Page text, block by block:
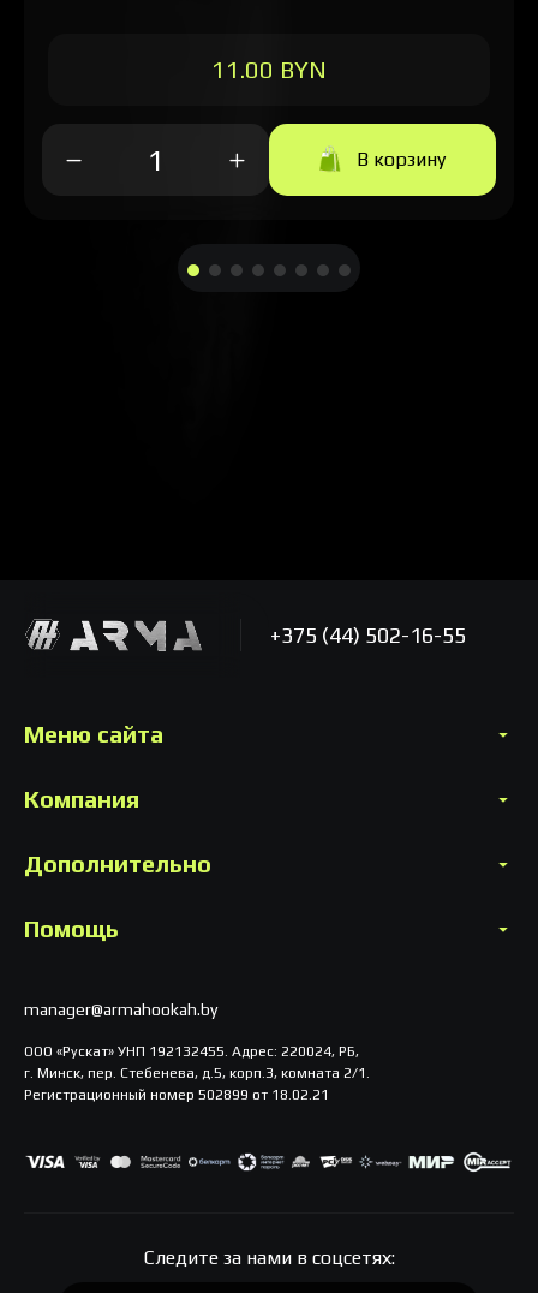
11.00 BYN
В корзину
+375 (44) 502-16-55
Меню сайта
Компания
Дополнительно
Помощь
manager@armahookah.by
ООО «Рускат» УНП 192132455. Адрес: 220024, РБ,
г. Минск, пер. Стебенева, д.5, корп.3, комната 2/1.
Регистрационный номер 502899 от 18.02.21
Следите за нами в соцсетях: